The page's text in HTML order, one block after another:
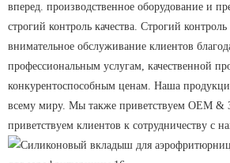
вперед. производственное оборудование и
строгий контроль качества. Строгий контроль
внимательное обслуживание клиентов
профессиональным услугам, качественной
конкурентоспособным ценам. Наша
всему миру. Мы также приветствуем OEM &
приветствуем клиентов к сотрудничеству с